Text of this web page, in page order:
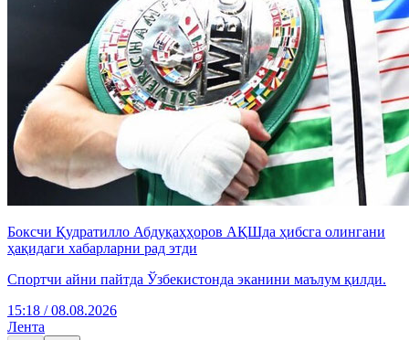
Боксчи Қудратилло Абдуқаҳҳоров АҚШда ҳибсга олингани
ҳақидаги хабарларни рад этди
Спортчи айни пайтда Ўзбекистонда эканини маълум қилди.
15:18 / 08.08.2026
Лента